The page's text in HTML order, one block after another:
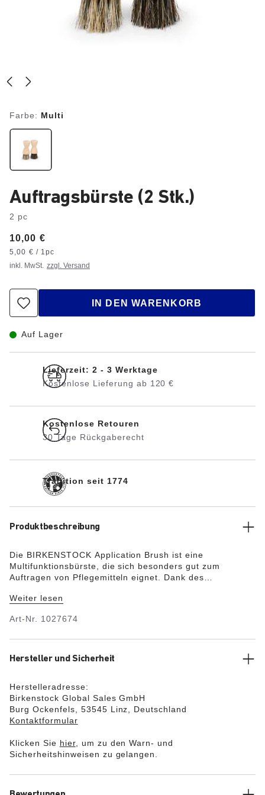
Farbe: Multi
Auftragsbürste (2 Stk.)
2 pc
Price:
10,00 €
Preis
pro
Einheit:
5,00 € / 1pc
inkl. MwSt. zzgl. Versand
IN DEN WARENKORB
Auf Lager
Lieferzeit: 2 - 3 Werktage
Kostenlose Lieferung ab 120 €
Kostenlose Retouren
30 Tage Rückgaberecht
Tradition seit 1774
Produktbeschreibung
Die BIRKENSTOCK Application Brush ist eine
Multifunktionsbürste, die sich besonders gut zum
Auftragen von Pflegemitteln eignet. Dank des
werden, um das Pflegemittel gleichmäßig zu verteilen.
Haarfarbvarianten (dunkel & hell) geliefert.
Weiter lesen
Art-Nr. 1027674
Hersteller und Sicherheit
Herstelleradresse:
Birkenstock Global Sales GmbH
Burg Ockenfels, 53545 Linz, Deutschland
Kontaktformular
Klicken Sie hier, um zu den Warn- und
Sicherheitshinweisen zu gelangen.